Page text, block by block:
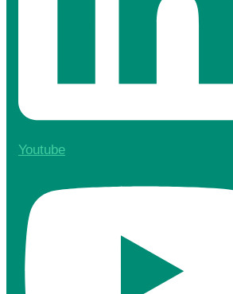
Youtube